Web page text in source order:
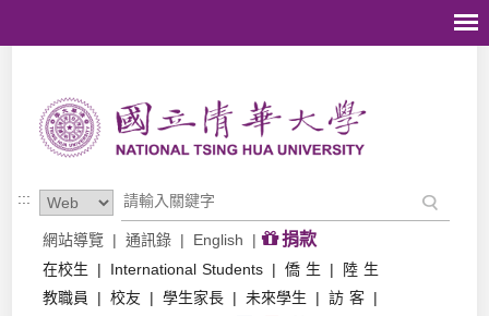
:::
網站導覽 | 通訊錄 | English | 捐款
在校生 | International Students | 僑 生 |
陸 生
教職員
| 校友 | 學生家長 | 未來學生 | 訪 客 |